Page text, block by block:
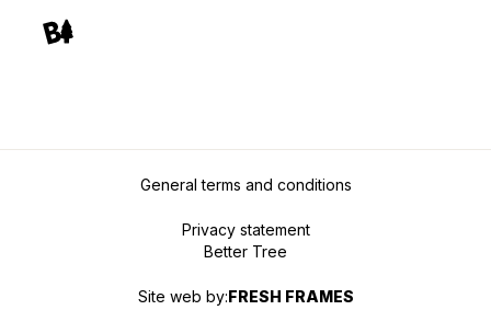
Better Tree
Site web by:FRESH FRAMES
General terms and conditions
Privacy statement